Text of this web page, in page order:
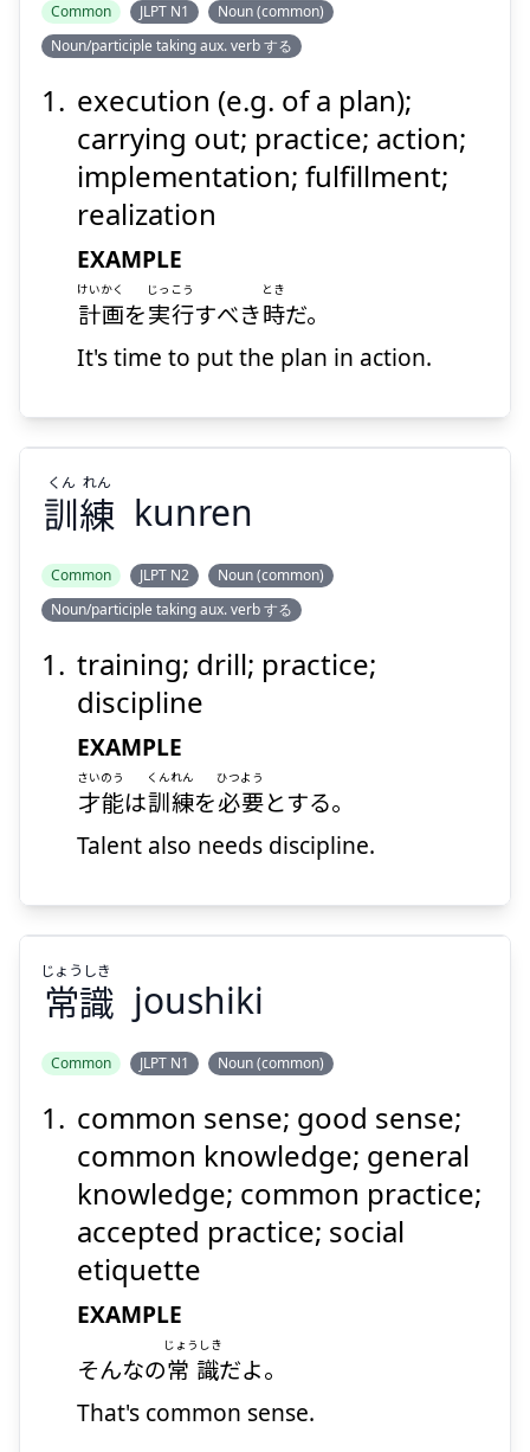
実
行
Suspend
Common JLPT N1
Noun (common)
Noun/participle taking aux. verb する
execution (e.g. of a plan);
carrying out; practice; action;
implementation; fulfillment;
realization
EXAMPLE
計画
けいかく
を実行
じっこう
すべき時
とき
だ。
It's time to put the plan in action.
訓
練
訓練
くん れん
kunren
Common JLPT N2
Noun (common)
Noun/participle taking aux. verb する
training; drill; practice;
discipline
EXAMPLE
才能
さいのう
は訓練
くんれん
を必要
ひつよう
とする。
Talent also needs discipline.
常
識
じょう
しき
Suspend
常識
じょう しき
joushiki
Common JLPT N1 Noun (common)
common sense; good sense;
common knowledge; general
knowledge; common practice;
accepted practice; social
etiquette
EXAMPLE
そんなの常識
じょうしき
だよ。
That's common sense.